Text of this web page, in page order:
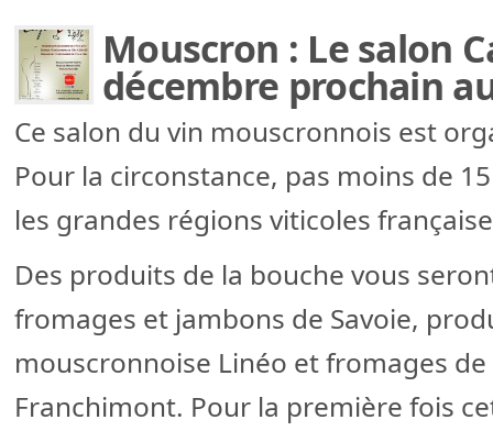
Mouscron : Le salon
décembre prochain
Ce salon du vin mouscronnois est
Pour la circonstance, pas moins de
les grandes régions viticoles
Des produits de la bouche vous
fromages et jambons de Savoie,
mouscronnoise Linéo et fromages de
Franchimont. Pour la première fois